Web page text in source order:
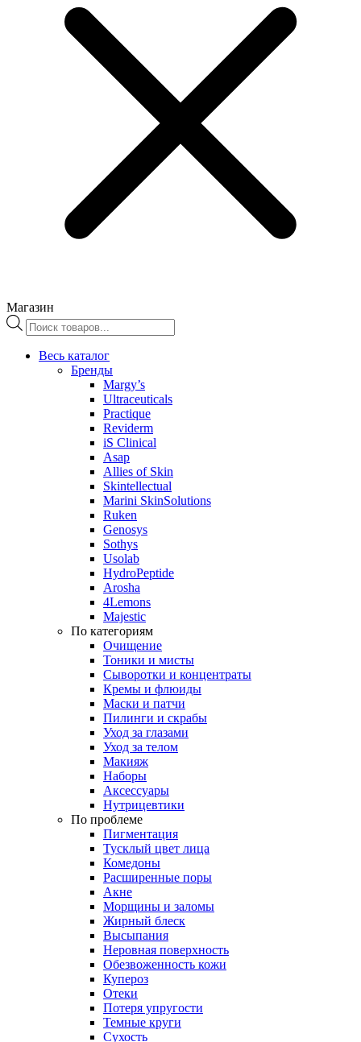
Магазин
Поиск
товаров
Весь каталог
Бренды
Margy’s
Ultraceuticals
Practique
Reviderm
iS Clinical
Asap
Allies of Skin
Skintellectual
Marini SkinSolutions
Ruken
Genosys
Sothys
Usolab
HydroPeptide
Arosha
4Lemons
Majestic
По категориям
Очищение
Тоники и мисты
Сыворотки и концентраты
Кремы и флюиды
Маски и патчи
Пилинги и скрабы
Уход за глазами
Уход за телом
Макияж
Наборы
Аксессуары
Нутрицевтики
По проблеме
Пигментация
Тусклый цвет лица
Комедоны
Расширенные поры
Акне
Морщины и заломы
Жирный блеск
Высыпания
Неровная поверхность
Обезвоженность кожи
Купероз
Отеки
Потеря упругости
Темные круги
Сухость